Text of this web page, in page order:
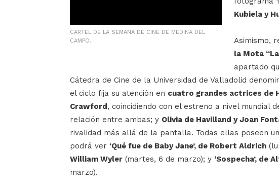
CARTEL DE LA SEMANA DE CINE DE MEDINA DEL
CAMPO.
Kubiela y
Asimismo,
la Mota
apartado
Cátedra de Cine de la Universidad de Valladolid
el ciclo fija su atención en cuatro grandes actrices de
Crawford, coincidiendo con el estreno a nivel mundial
relación entre ambas; y Olivia de Havilland y Joan
rivalidad más allá de la pantalla. Todas ellas poseen
podrá ver ‘Qué fue de Baby Jane’, de Robert Aldrich
William Wyler (martes, 6 de marzo); y ‘Sospecha’, de
marzo).